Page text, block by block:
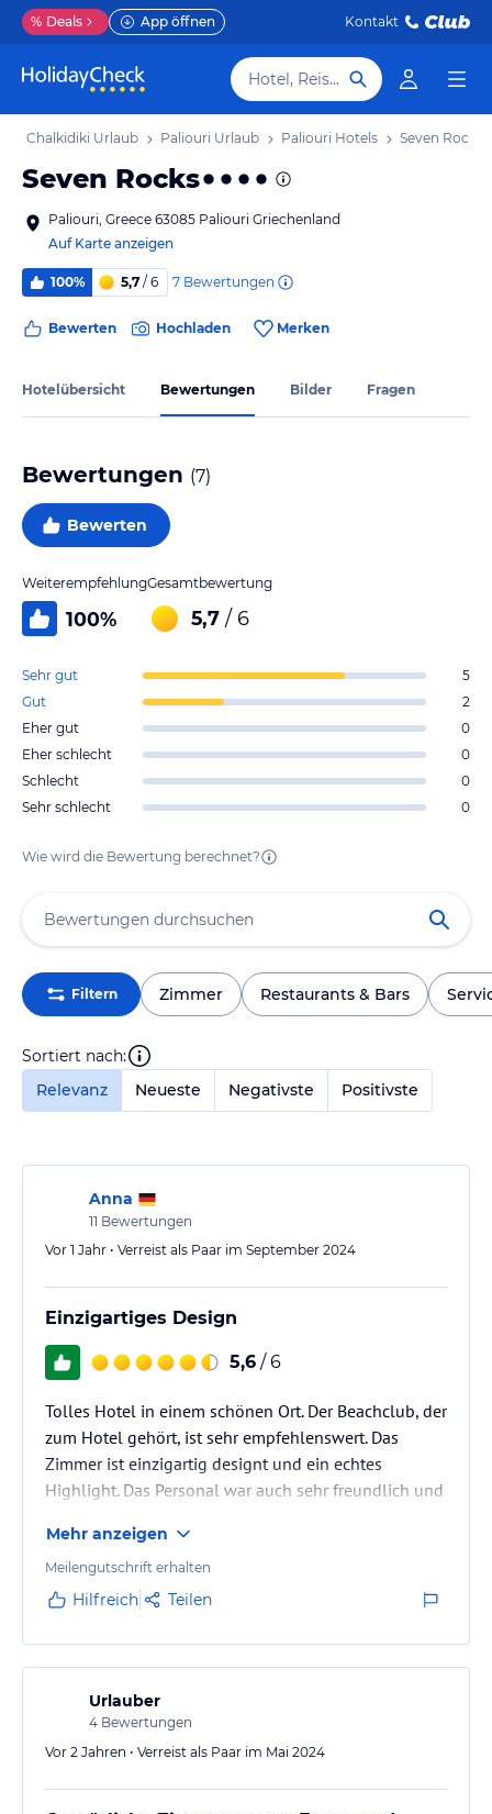
% Deals App öffnen Kontakt
Hotel, Reiseziel
Chalkidiki Urlaub Paliouri Urlaub Paliouri Hotels Seven Rocks
Seven Rocks
Paliouri, Greece 63085 Paliouri Griechenland
Auf Karte anzeigen
100% 5,7 / 6 7 Bewertungen
Bewerten Hochladen Merken
Hotelübersicht Bewertungen Bilder Fragen
Bewertungen (7)
Bewerten
Weiterempfehlung
100%
Gesamtbewertung
5,7 / 6
Sehr gut
5
Gut
2
Eher gut
0
Eher schlecht
0
Schlecht
0
Sehr schlecht
0
Wie wird die Bewertung berechnet?
Filtern Zimmer Restaurants & Bars
Sortiert nach:
Relevanz
Neueste Negativste Positivste
Anna
11 Bewertungen
Vor 1 Jahr • Verreist als Paar im September 2024
Einzigartiges Design
5,6 / 6
Tolles Hotel in einem schönen Ort. Der Beachclub, der
zum Hotel gehört, ist sehr empfehlenswert. Das
Zimmer ist einzigartig designt und ein echtes
Highlight. Das Personal war auch sehr freundlich und
Mehr anzeigen
Meilengutschrift erhalten
Hilfreich Teilen
Urlauber
4 Bewertungen
Vor 2 Jahren • Verreist als Paar im Mai 2024